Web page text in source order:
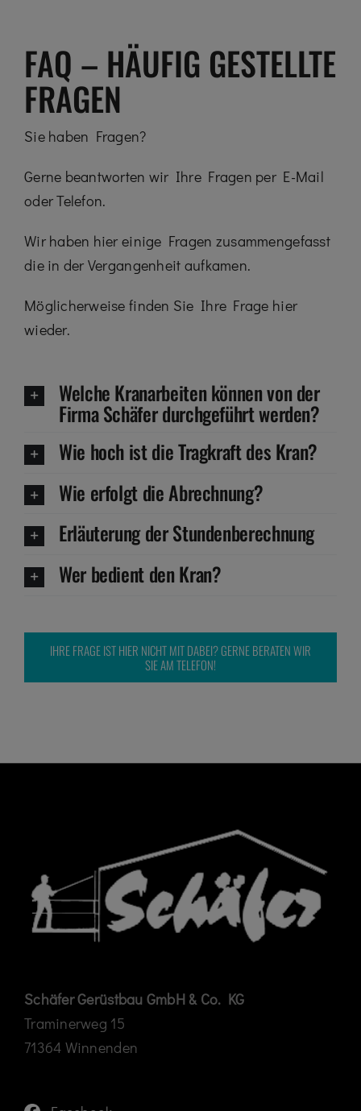
FAQ – HÄUFIG GESTELLTE
FRAGEN
Sie haben Fragen?
Gerne beantworten wir Ihre Fragen per E-Mail
oder Telefon.
Wir haben hier einige Fragen zusammengefasst
die in der Vergangenheit aufkamen.
Möglicherweise finden Sie Ihre Frage hier
wieder.
Welche Kranarbeiten können von der
Firma Schäfer durchgeführt werden?
Wie hoch ist die Tragkraft des Kran?
Wie erfolgt die Abrechnung?
Erläuterung der Stundenberechnung
Wer bedient den Kran?
IHRE FRAGE IST HIER NICHT MIT DABEI? GERNE BERATEN WIR
SIE AM TELEFON!
Schäfer Gerüstbau GmbH & Co. KG
Traminerweg 15
71364 Winnenden